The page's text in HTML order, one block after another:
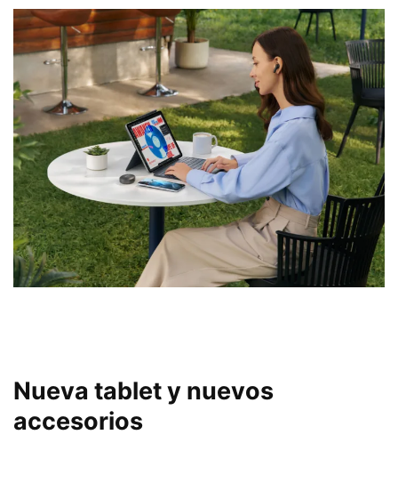
Nueva tablet y nuevos
accesorios